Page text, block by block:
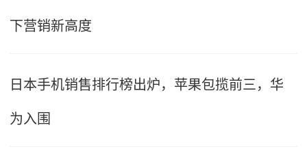
下营销新高度
日本手机销售排行榜出炉，苹果包揽前三，华
为入围